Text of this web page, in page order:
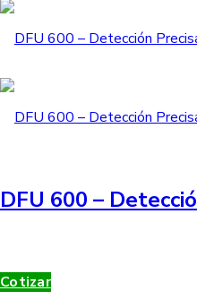
DFU 600 –
Cotizar